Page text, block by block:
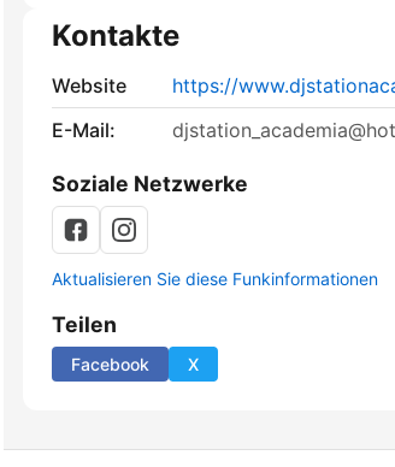
Kontakte
Website
https://
E-Mail:
Soziale Netzwerke
Aktualisieren Sie diese Funkinformationen
Teilen
Facebook X